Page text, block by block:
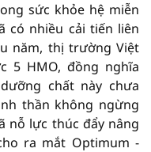
sức khỏe hệ miễn
có nhiều cải tiến liên
năm, thị trường Việt
5 HMO, đồng nghĩa
chất này chưa
thần không ngừng
nỗ lực thúc đẩy nâng
ra mắt Optimum -